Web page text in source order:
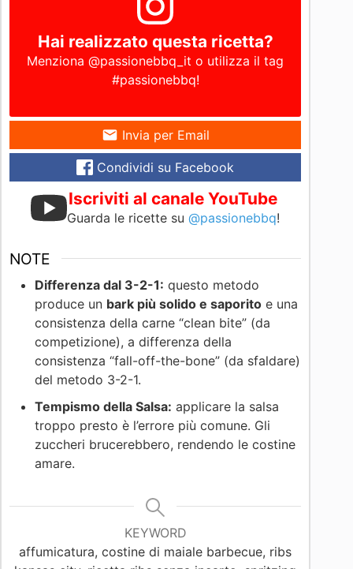
Hai realizzato questa ricetta?
Menziona@passionebbq_it o utilizza il tag
#passionebbq!
Invia per Email
Condividi su Facebook
Iscriviti al canale YouTube
Guarda le ricette su @passionebbq!
NOTE
Differenza dal 3-2-1: questo metodo
produce un bark più solido e saporito e una
consistenza della carne “clean bite” (da
competizione), a differenza della
consistenza “fall-off-the-bone” (da sfaldare)
del metodo 3-2-1.
Tempismo della Salsa: applicare la salsa
troppo presto è l’errore più comune. Gli
zuccheri brucerebbero, rendendo le costine
amare.
KEYWORD
affumicatura, costine di maiale barbecue, ribs